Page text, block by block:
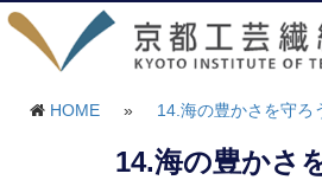
HOME » 14.海の豊かさを守ろ
14.海の豊かさ